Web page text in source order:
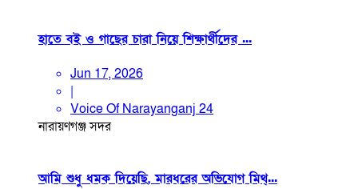
হাতে বই ও গাছের চারা নিয়ে শিক্ষার্থীদের ...
Jun 17, 2026
|
Voice Of Narayanganj 24
নারায়ণগঞ্জ সদর
আমি শুধু ধমক দিয়েছি, মারধরের অভিযোগ মিথ্...